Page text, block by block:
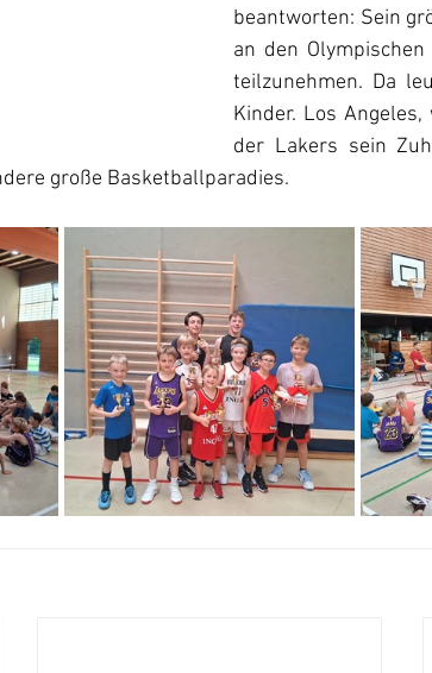
beantworten: Sein
an den
teilzunehmen. Da
Kinder. Los Angeles,
der Lakers sein
große Basketballparadies.